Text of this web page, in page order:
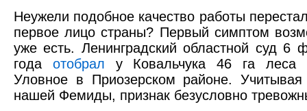
Неужели подобное качество работы
первое лицо страны? Первый симптом
уже есть. Ленинградский областной суд 6
года отобрал у Ковальчука 46 га леса
Уловное в Приозерском районе. Учитывая
нашей Фемиды, признак безусловно